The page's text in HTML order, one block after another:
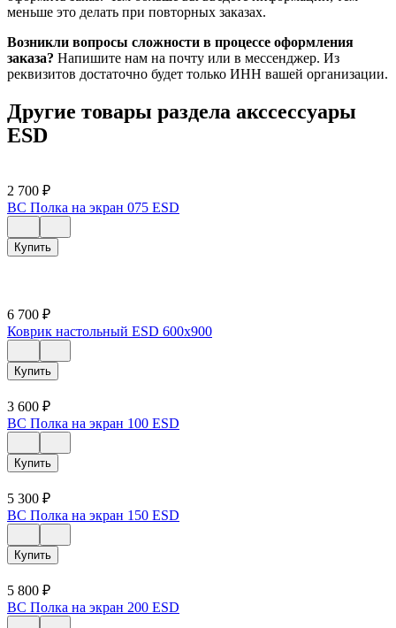
меньше это делать при повторных заказах.
Возникли вопросы сложности в процессе оформления
заказа? Напишите нам на почту или в мессенджер. Из
реквизитов достаточно будет только ИНН вашей организации.
Другие товары раздела акссессуары
ESD
2 700 ₽
ВС Полка на экран 075 ESD
Купить
6 700 ₽
Коврик настольный ESD 600х900
Купить
3 600 ₽
ВС Полка на экран 100 ESD
Купить
5 300 ₽
ВС Полка на экран 150 ESD
Купить
5 800 ₽
ВС Полка на экран 200 ESD